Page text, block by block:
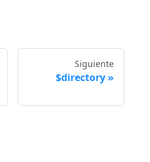
Siguiente
$directory